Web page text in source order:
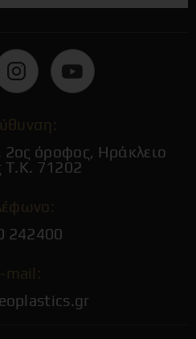
2ος όροφος, Ηράκλειο
Τ.Κ. 71202
242400
mail: